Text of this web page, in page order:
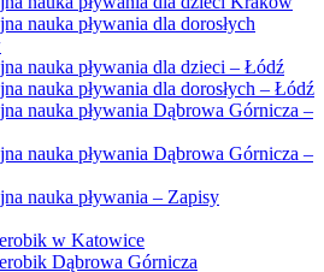
nauka pływania dla dorosłych
nauka pływania dla dzieci – Łódź
nauka pływania dla dorosłych – Łódź
nauka pływania Dąbrowa Górnicza –
nauka pływania Dąbrowa Górnicza –
nauka pływania – Zapisy
w Katowice
Dąbrowa Górnicza